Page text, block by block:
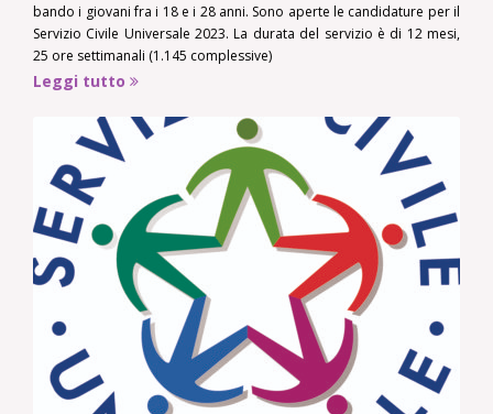
bando i giovani fra i 18 e i 28 anni. Sono aperte le candidature per il
Servizio Civile Universale 2023. La durata del servizio è di 12 mesi,
25 ore settimanali (1.145 complessive)
Leggi tutto